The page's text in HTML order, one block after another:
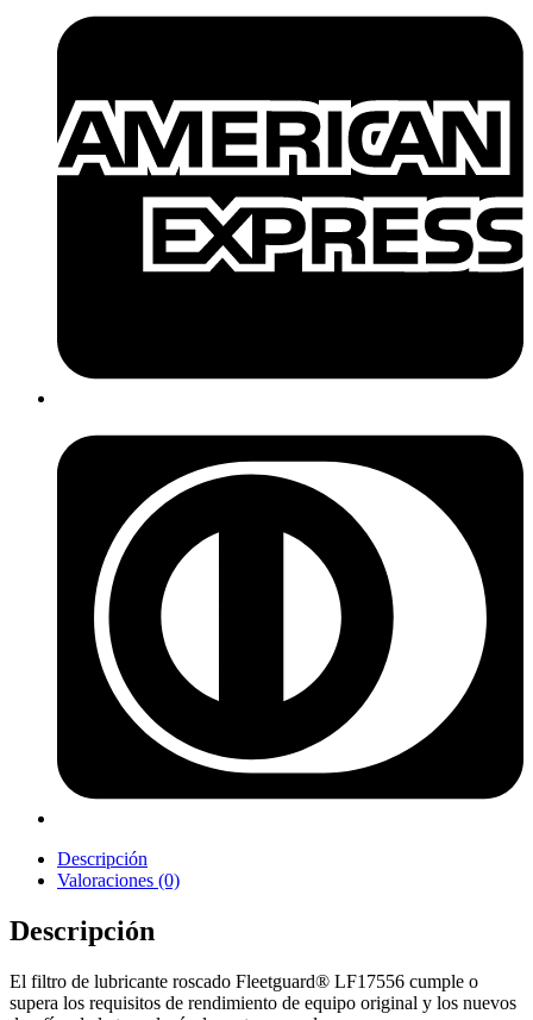
Descripción
Valoraciones (0)
Descripción
El filtro de lubricante roscado Fleetguard® LF17556 cumple o
supera los requisitos de rendimiento de equipo original y los nuevos